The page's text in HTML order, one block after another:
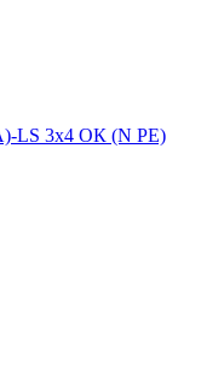
LS 3х4 ОК (N PE)